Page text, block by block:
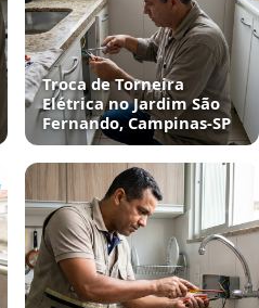
Troca de Torneira
Elétrica no Jardim São
Fernando, Campinas‑SP